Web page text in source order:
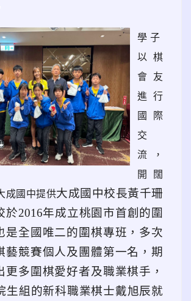
link to
學子
以棋
會友
進行
國際
交
流，
開闊
成國中提供大成國中校長黃千珊
於2016年成立桃園市首創的圍
是全國唯二的圍棋專班，多次
藝競賽個人及團體第一名，期
更多圍棋愛好者及職業棋手，
生組的新科職業棋士戴旭辰就